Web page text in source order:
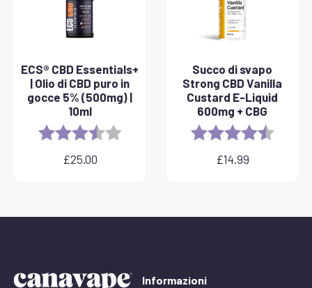
ECS® CBD Essentials+
| Olio di CBD puro in
gocce 5% (500mg) |
10ml
Rating: 3.8 out of 5 stars
£25.00
Succo di svapo
Strong CBD Vanilla
Custard E-Liquid
600mg + CBG
Rating: 4.6 out
£14.99
Informazioni